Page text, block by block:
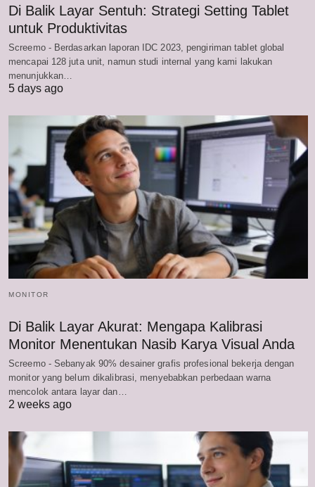
Di Balik Layar Sentuh: Strategi Setting Tablet
untuk Produktivitas
Screemo - Berdasarkan laporan IDC 2023, pengiriman tablet global
mencapai 128 juta unit, namun studi internal yang kami lakukan
menunjukkan…
5 days ago
MONITOR
Di Balik Layar Akurat: Mengapa Kalibrasi
Monitor Menentukan Nasib Karya Visual Anda
Screemo - Sebanyak 90% desainer grafis profesional bekerja dengan
monitor yang belum dikalibrasi, menyebabkan perbedaan warna
mencolok antara layar dan…
2 weeks ago